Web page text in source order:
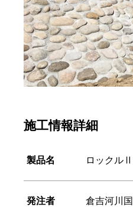
施工情報詳細
製品名 ロックル
発注者 倉吉河川